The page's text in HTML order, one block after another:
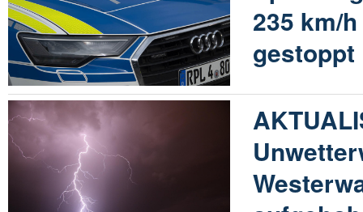
235 km/
gestoppt